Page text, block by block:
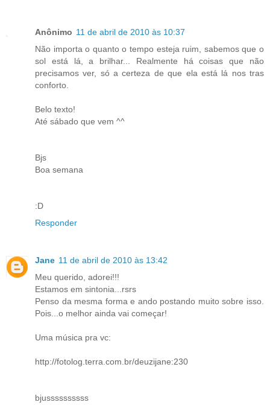
Anônimo 11 de abril de 2010 às 10:37
Não importa o quanto o tempo esteja ruim, sabemos que o
sol está lá, a brilhar... Realmente há coisas que não
precisamos ver, só a certeza de que ela está lá nos tras
conforto.
Belo texto!
Até sábado que vem ^^
Bjs
Boa semana
:D
Responder
Jane 11 de abril de 2010 às 13:42
Meu querido, adorei!!!
Estamos em sintonia...rsrs
Penso da mesma forma e ando postando muito sobre isso.
Pois...o melhor ainda vai começar!
Uma música pra vc:
http://fotolog.terra.com.br/deuzijane:230
bjussssssssss